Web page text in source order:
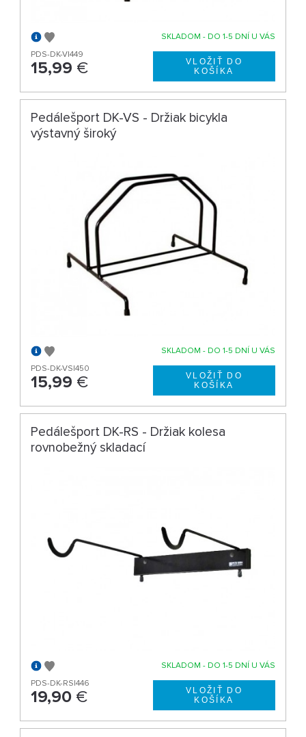
SKLADOM - DO 1-5 DNÍ U VÁS
PDS-DK-V|449
15,99 €
Pedálešport DK-VS - Držiak bicykla
výstavný široký
SKLADOM - DO 1-5 DNÍ U VÁS
PDS-DK-VS|450
15,99 €
Pedálešport DK-RS - Držiak kolesa
rovnobežný skladací
SKLADOM - DO 1-5 DNÍ U VÁS
PDS-DK-RS|446
19,90 €